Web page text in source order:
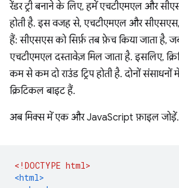
रेंडर ट्री बनाने के लिए, हमें एचटीएमएल और
होती है. इस वजह से, एचटीएमएल और सीएसएस,
हैं: सीएसएस को सिर्फ़ तब फ़ेच किया जाता है,
एचटीएमएल दस्तावेज़ मिल जाता है. इसलिए,
कम से कम दो राउंड ट्रिप होती है. दोनों
क्रिटिकल बाइट हैं.
अब मिक्स में एक और JavaScript फ़ाइल जोड़ें.
<!DOCTYPE html>
<html>